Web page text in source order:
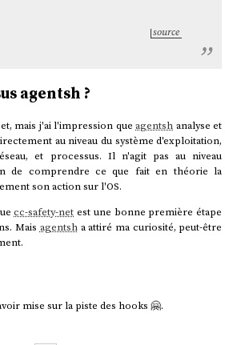
source
agentsh ?
mais j'ai l'impression queagentsh analyse et
au niveau du système d'exploitation,
et processus. Il n'agit pas au niveau
de comprendre ce que fait en théorie la
son action sur l'OS.
cc-safety-net est une bonne première étape
Mais agentsha attiré ma curiosité, peut-être
mise sur la piste des hooks 🤗.